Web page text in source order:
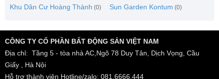
Khu Dân Cư Hoàng Thành (0) Sun Garden Kontum (0)
CÔNG TY CỔ PHẦN BẤT ĐỘNG SẢN VIỆT NAM
Địa chỉ: Tầng 5 - tòa nhà AC,Ngõ 78 Duy Tân, Dịch Vọng, Cầu
Giấy , Hà Nội
Hỗ trợ thành viên Hotline/zalo: 081.6666.444